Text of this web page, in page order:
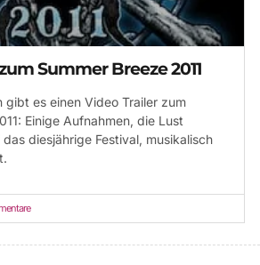
Summer Breeze 2011
gibt es einen Video Trailer zum
Einige Aufnahmen, die Lust
diesjährige Festival, musikalisch